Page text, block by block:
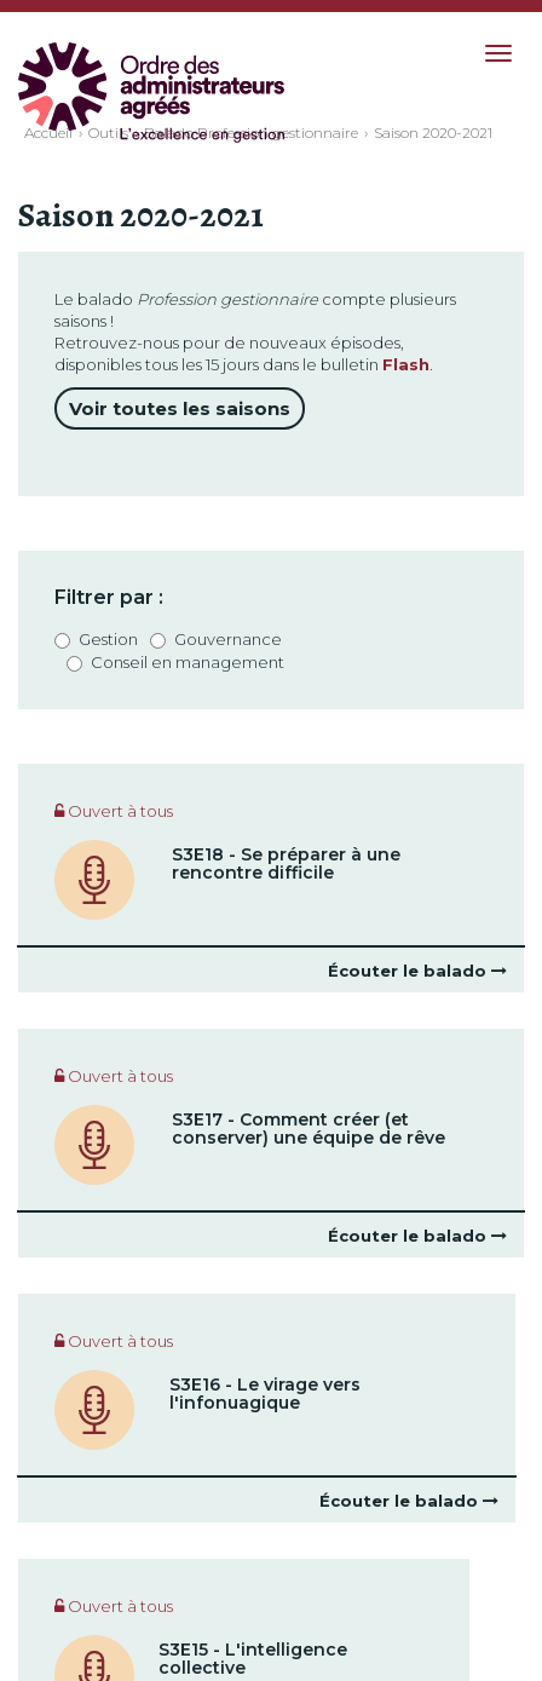
Accueil Outils Balado Profession gestionnaire Saison 2020-2021
Saison 2020-2021
Le balado Profession gestionnaire compte plusieurs
saisons !
Retrouvez-nous pour de nouveaux épisodes,
disponibles tous les 15 jours dans le bulletin Flash
Voir toutes les saisons
Filtrer par :
Gestion
Gouvernance
Conseil en management
Ouvert à tous
S3E18 - Se préparer à une
rencontre difficile
Écouter le balado
Ouvert à tous
S3E17 - Comment créer (et
conserver) une équipe de rêve
Écouter le balado
Ouvert à tous
S3E16 - Le virage vers
l'infonuagique
Écouter le balado
Ouvert à tous
S3E15 - L'intelligence
collective